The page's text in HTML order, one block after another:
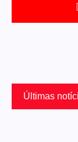
Últimas